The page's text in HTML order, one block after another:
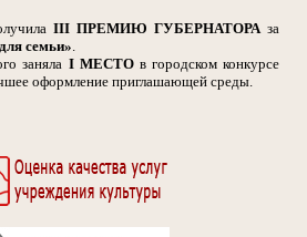
III ПРЕМИЮ ГУБЕРНАТОРА за
семьи».
заняла I МЕСТО в городском конкурсе
оформление приглашающей среды.